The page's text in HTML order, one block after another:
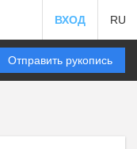
ВХОД RU
Отправить рукопись